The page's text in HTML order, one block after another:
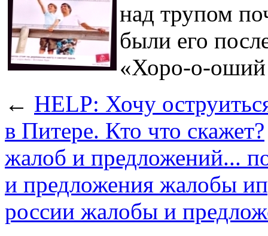
над трупом
были его
«Хоро-о-
← HELP: Хочу
в Питере. Кто что скажет?
жалоб и предложений...
и предложения жалобы
россии жалобы и